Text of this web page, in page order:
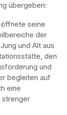
übergeben:
öffnete seine
der
und Alt aus
den
und
begleiten auf
eine
strenger